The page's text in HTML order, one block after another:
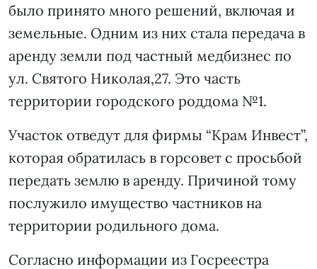
было принято много решений, включая и
земельные. Одним из них стала передача в
аренду земли под частный медбизнес по
ул. Святого Николая,27. Это часть
территории городского роддома №1.
Участок отведут для фирмы “Крам Инвест”,
которая обратилась в горсовет с просьбой
передать землю в аренду. Причиной тому
послужило имущество частников на
территории родильного дома.
Согласно информации из Госреестра